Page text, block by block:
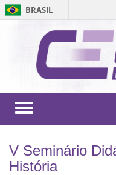
BRASIL
Toggle
V Seminário
História